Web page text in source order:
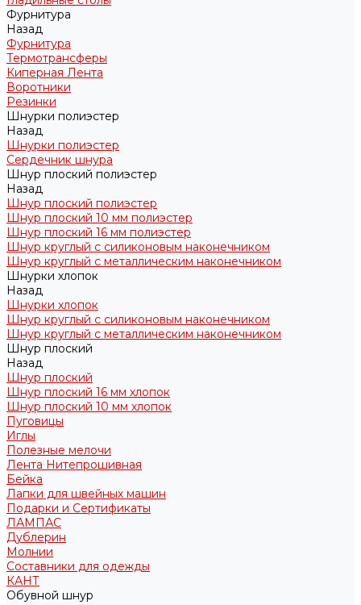
Фурнитура
Назад
Фурнитура
Термотрансферы
Киперная Лента
Воротники
Резинки
Шнурки полиэстер
Назад
Шнурки полиэстер
Сердечник шнура
Шнур плоский полиэстер
Назад
Шнур плоский полиэстер
Шнур плоский 10 мм полиэстер
Шнур плоский 16 мм полиэстер
Шнур круглый с силиконовым наконечником
Шнур круглый с металлическим наконечником
Шнурки хлопок
Назад
Шнурки хлопок
Шнур круглый с силиконовым наконечником
Шнур круглый с металлическим наконечником
Шнур плоский
Назад
Шнур плоский
Шнур плоский 16 мм хлопок
Шнур плоский 10 мм хлопок
Пуговицы
Иглы
Полезные мелочи
Лента Нитепрошивная
Бейка
Лапки для швейных машин
Подарки и Сертификаты
ЛАМПАС
Дублерин
Молнии
Составники для одежды
КАНТ
Обувной шнур